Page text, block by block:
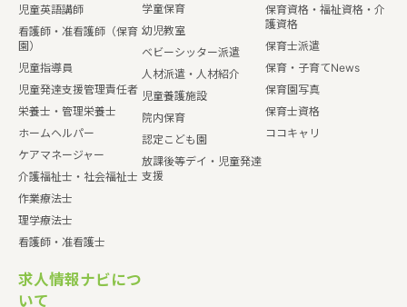
児童英語講師
看護師・准看護師（保育
園）
児童指導員
児童発達支援管理責任者
栄養士・管理栄養士
ホームヘルパー
ケアマネージャー
介護福祉士・社会福祉士
作業療法士
理学療法士
看護師・准看護士
学童保育
幼児教室
ベビーシッター派遣
人材派遣・人材紹介
児童養護施設
院内保育
認定こども園
放課後等デイ・児童発達
支援
保育資格・福祉資格・介
護資格
保育士派遣
保育・子育てNews
保育園写真
保育士資格
ココキャリ
求人情報ナビにつ
いて